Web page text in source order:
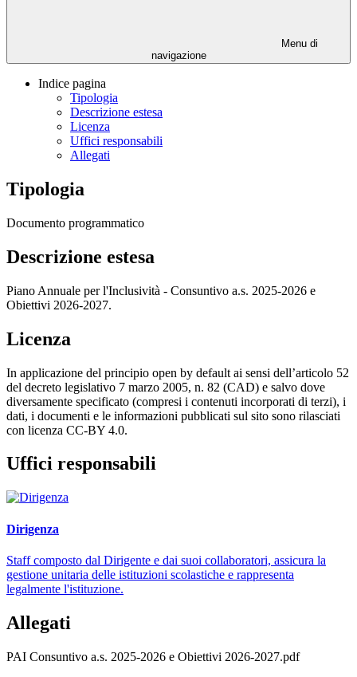
Menu di
navigazione
Indice pagina
Tipologia
Descrizione estesa
Licenza
Uffici responsabili
Allegati
Tipologia
Documento programmatico
Descrizione estesa
Piano Annuale per l'Inclusività - Consuntivo a.s. 2025-2026 e
Obiettivi 2026-2027.
Licenza
In applicazione del principio open by default ai sensi dell’articolo 52
del decreto legislativo 7 marzo 2005, n. 82 (CAD) e salvo dove
diversamente specificato (compresi i contenuti incorporati di terzi), i
dati, i documenti e le informazioni pubblicati sul sito sono rilasciati
con licenza CC-BY 4.0.
Uffici responsabili
Dirigenza
Staff composto dal Dirigente e dai suoi collaboratori, assicura la
gestione unitaria delle istituzioni scolastiche e rappresenta
legalmente l'istituzione.
Allegati
PAI Consuntivo a.s. 2025-2026 e Obiettivi 2026-2027.pdf